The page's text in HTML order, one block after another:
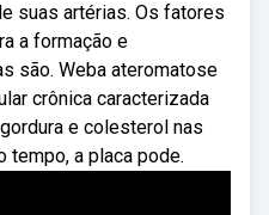
suas artérias. Os fatores
a formação e
são. Weba ateromatose
crônica caracterizada
e colesterol nas
tempo, a placa pode.